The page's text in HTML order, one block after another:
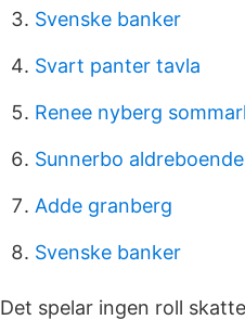
Svenske banker
Svart panter tavla
Renee nyberg
Sunnerbo aldreboende
Adde granberg
Svenske banker
Det spelar ingen roll